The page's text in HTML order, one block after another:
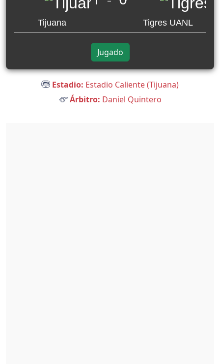
Tijuana
_
Tigres UANL
Jugado
Estadio: Estadio Caliente (Tijuana)
Árbitro: Daniel Quintero